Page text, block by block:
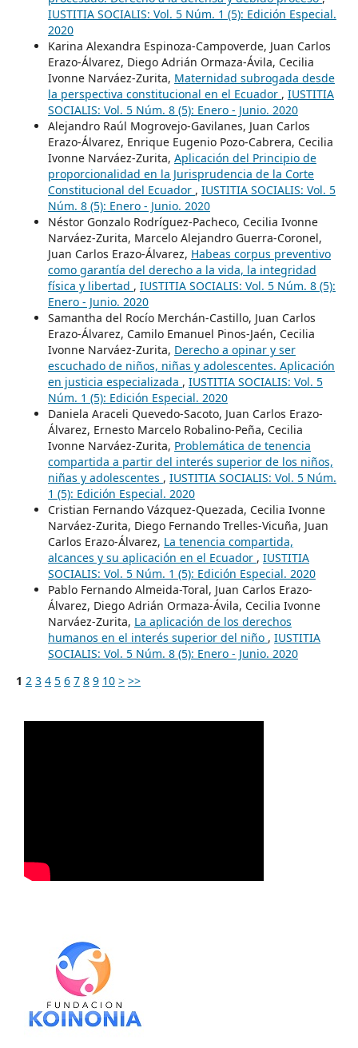
IUSTITIA SOCIALIS: Vol. 5 Núm. 1 (5): Edición Especial.
2020
Karina Alexandra Espinoza-Campoverde, Juan Carlos
Erazo-Álvarez, Diego Adrián Ormaza-Ávila, Cecilia
Ivonne Narváez-Zurita, Maternidad subrogada desde
la perspectiva constitucional en el Ecuador , IUSTITIA
SOCIALIS: Vol. 5 Núm. 8 (5): Enero - Junio. 2020
Alejandro Raúl Mogrovejo-Gavilanes, Juan Carlos
Erazo-Álvarez, Enrique Eugenio Pozo-Cabrera, Cecilia
Ivonne Narváez-Zurita, Aplicación del Principio de
proporcionalidad en la Jurisprudencia de la Corte
Constitucional del Ecuador , IUSTITIA SOCIALIS: Vol. 5
Núm. 8 (5): Enero - Junio. 2020
Néstor Gonzalo Rodríguez-Pacheco, Cecilia Ivonne
Narváez-Zurita, Marcelo Alejandro Guerra-Coronel,
Juan Carlos Erazo-Álvarez, Habeas corpus preventivo
como garantía del derecho a la vida, la integridad
física y libertad , IUSTITIA SOCIALIS: Vol. 5 Núm. 8 (5):
Enero - Junio. 2020
Samantha del Rocío Merchán-Castillo, Juan Carlos
Erazo-Álvarez, Camilo Emanuel Pinos-Jaén, Cecilia
Ivonne Narváez-Zurita, Derecho a opinar y ser
escuchado de niños, niñas y adolescentes. Aplicación
en justicia especializada , IUSTITIA SOCIALIS: Vol. 5
Núm. 1 (5): Edición Especial. 2020
Daniela Araceli Quevedo-Sacoto, Juan Carlos Erazo-
Álvarez, Ernesto Marcelo Robalino-Peña, Cecilia
Ivonne Narváez-Zurita, Problemática de tenencia
compartida a partir del interés superior de los niños,
niñas y adolescentes , IUSTITIA SOCIALIS: Vol. 5 Núm.
1 (5): Edición Especial. 2020
Cristian Fernando Vázquez-Quezada, Cecilia Ivonne
Narváez-Zurita, Diego Fernando Trelles-Vicuña, Juan
Carlos Erazo-Álvarez, La tenencia compartida,
alcances y su aplicación en el Ecuador , IUSTITIA
SOCIALIS: Vol. 5 Núm. 1 (5): Edición Especial. 2020
Pablo Fernando Almeida-Toral, Juan Carlos Erazo-
Álvarez, Diego Adrián Ormaza-Ávila, Cecilia Ivonne
Narváez-Zurita, La aplicación de los derechos
humanos en el interés superior del niño , IUSTITIA
SOCIALIS: Vol. 5 Núm. 8 (5): Enero - Junio. 2020
1 2 3 4 5 6 7 8 9 10 > >>